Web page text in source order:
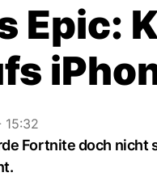
Epic:
15:32
Fortnite doch nicht